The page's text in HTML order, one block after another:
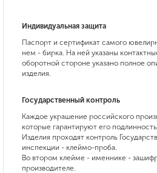
Индивидуальная защита
Паспорт и сертификат самого
нем - бирка. На ней указаны
оборотной стороне указано полное
изделия.
Государственный контроль
Каждое украшение российского
которые гарантируют его
Изделия проходят контроль
инспекции - клеймо-проба.
Во втором клейме - именнике -
производителе.